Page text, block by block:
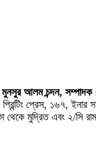
আলম চন্দন,
প্রেস, ১৬৭, ইনার
থেকে মুদ্রিত এবং ২/সি